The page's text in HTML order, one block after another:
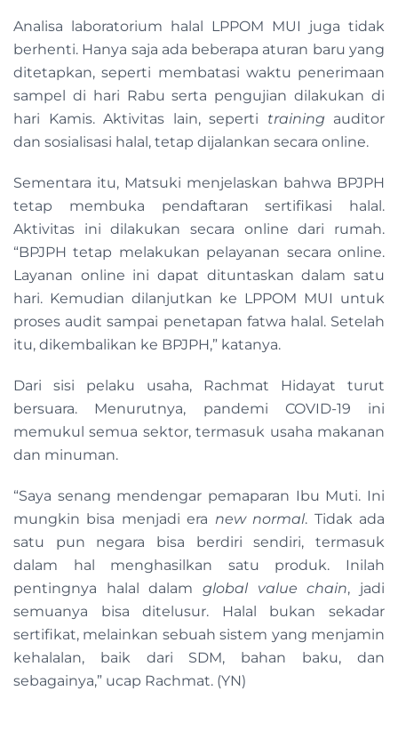
Analisa laboratorium halal LPPOM MUI juga tidak
berhenti. Hanya saja ada beberapa aturan baru yang
ditetapkan, seperti membatasi waktu penerimaan
sampel di hari Rabu serta pengujian dilakukan di
hari Kamis. Aktivitas lain, seperti training auditor
dan sosialisasi halal, tetap dijalankan secara online.
Sementara itu, Matsuki menjelaskan bahwa BPJPH
tetap membuka pendaftaran sertifikasi halal.
Aktivitas ini dilakukan secara online dari rumah.
“BPJPH tetap melakukan pelayanan secara online.
Layanan online ini dapat dituntaskan dalam satu
hari. Kemudian dilanjutkan ke LPPOM MUI untuk
proses audit sampai penetapan fatwa halal. Setelah
itu, dikembalikan ke BPJPH,” katanya.
Dari sisi pelaku usaha, Rachmat Hidayat turut
bersuara. Menurutnya, pandemi COVID-19 ini
memukul semua sektor, termasuk usaha makanan
dan minuman.
“Saya senang mendengar pemaparan Ibu Muti. Ini
mungkin bisa menjadi era new normal. Tidak ada
satu pun negara bisa berdiri sendiri, termasuk
dalam hal menghasilkan satu produk. Inilah
pentingnya halal dalam global value chain, jadi
semuanya bisa ditelusur. Halal bukan sekadar
sertifikat, melainkan sebuah sistem yang menjamin
kehalalan, baik dari SDM, bahan baku, dan
sebagainya,” ucap Rachmat. (YN)